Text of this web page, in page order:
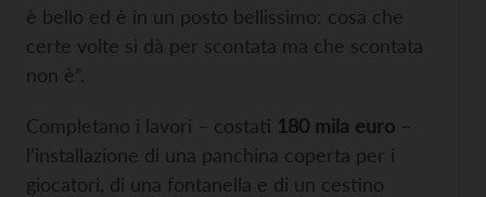
è bello ed è in un posto bellissimo: cosa che
certe volte si dà per scontata ma che scontata
non è”.
Completano i lavori – costati 180 mila euro –
l’installazione di una panchina coperta per i
giocatori, di una fontanella e di un cestino